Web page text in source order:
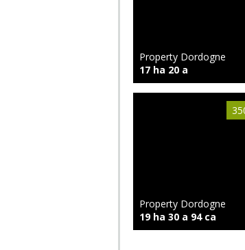
Property Dordogne
17 ha 20 a
Property Dordogne
19 ha 30 a 94 ca